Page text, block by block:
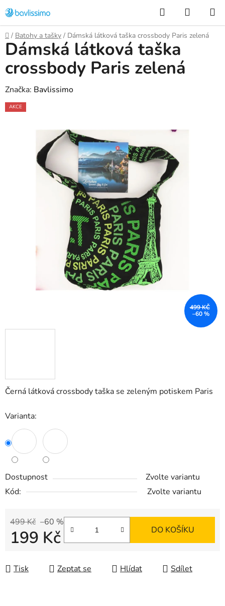
na
obsah
Hledat
KOŠÍK
Domů
/ Batohy a tašky / Dámská látková taška crossbody Paris zelená
Černá látková crossbody taška se zeleným potiskem Paris
Varianta:
Dostupnost
Zvolte variantu
Kód:
Zvolte variantu
499 Kč –60 %
199 Kč DO KOŠÍKU
Tisk Zeptat se Hlídat Sdílet
Dámská látková taška
crossbody Paris zelená
Značka: Bavlissimo
AKCE
499 KČ
–60 %